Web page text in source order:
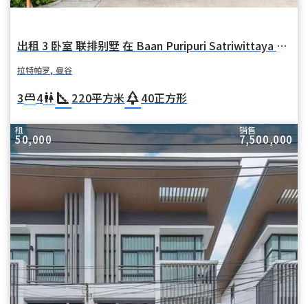
出租 3 卧室 联排别墅 在 Baan Puripuri Satriwittaya 2 (普里普里萨特里维塔亚之家 2 号酒店) 在 拉特帕罗 拉特帕罗 曼谷
拉特帕罗, 曼谷
3king_bed4wc square_foot 220平方米park40正方形
租
50,000
销售
7,500,000